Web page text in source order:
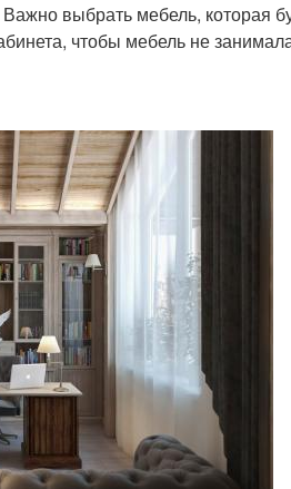
выбрать мебель, которая
чтобы мебель не